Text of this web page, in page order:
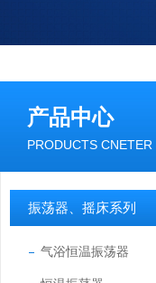
产品中心
PRODUCTS CNETER
振荡器、摇床系列
气浴恒温振荡器